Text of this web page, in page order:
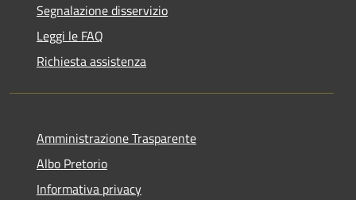
Segnalazione disservizio
Leggi le FAQ
Richiesta assistenza
Amministrazione Trasparente
Albo Pretorio
Informativa privacy